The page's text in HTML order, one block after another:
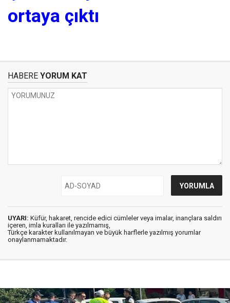
ortaya çıktı
HABERE YORUM KAT
UYARI: Küfür, hakaret, rencide edici cümleler veya imalar, inançlara saldırı
içeren, imla kuralları ile yazılmamış,
Türkçe karakter kullanılmayan ve büyük harflerle yazılmış yorumlar
onaylanmamaktadır.